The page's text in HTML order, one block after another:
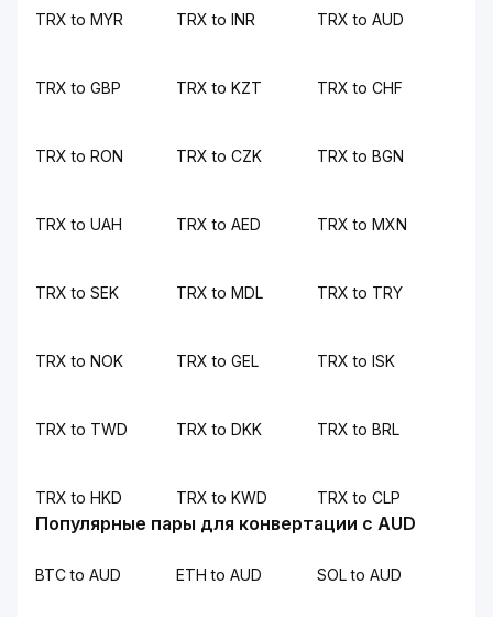
TRX to MYR TRX to INR TRX to AUD
TRX to GBP TRX to KZT TRX to CHF
TRX to RON TRX to CZK TRX to BGN
TRX to UAH TRX to AED TRX to MXN
TRX to SEK TRX to MDL TRX to TRY
TRX to NOK TRX to GEL TRX to ISK
TRX to TWD TRX to DKK TRX to BRL
TRX to HKD TRX to KWD TRX to CLP
Популярные пары для конвертации с AUD
BTC to AUD ETH to AUD SOL to AUD